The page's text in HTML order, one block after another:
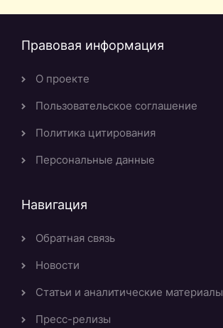
Правовая информация
О проекте
Пользовательское соглашение
Политика цитирования
Персональные данные
Навигация
Обратная связь
Новости
Статьи и аналитические материалы
Пресс-релизы